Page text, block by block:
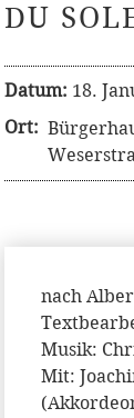
DU
Datum: 18.
Ort:
nach
Musik:
Mit: